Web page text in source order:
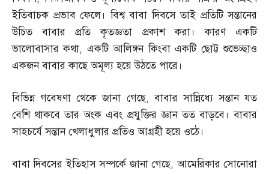
ইতিবাচক প্রভাব ফেলে। বিশ্ব বাবা দিবসে তাই প্রতিটি সন্তানের
উচিত বাবার প্রতি কৃতজ্ঞতা প্রকাশ করা। কারণ একটি
ভালোবাসার কথা, একটি আলিঙ্গন কিংবা একটি ছোট্ট শুভেচ্ছাও
একজন বাবার কাছে অমূল্য হয়ে উঠতে পারে।
বিভিন্ন গবেষণা থেকে জানা গেছে,বাবার সান্নিধ্যে সন্তান যত
বেশি থাকবে তার অংক এবং প্রযুক্তির জ্ঞান তত বাড়বে। বাবার
সাহচর্যে সন্তান খেলাধুলার প্রতিও আগ্রহী হয়ে ওঠে।
বাবা দিবসের ইতিহাস সম্পর্কে জানা গেছে,আমেরিকার সোনোরা